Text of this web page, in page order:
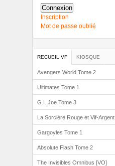
Connexion
Inscription
Mot de passe oublié
RECUEIL VF KIOSQUE
Avengers World Tome 2
Ultimates Tome 1
G.I. Joe Tome 3
La Sorcière Rouge et Vif-Argent
Gargoyles Tome 1
Absolute Flash Tome 2
The Invisibles Omnibus [VO]